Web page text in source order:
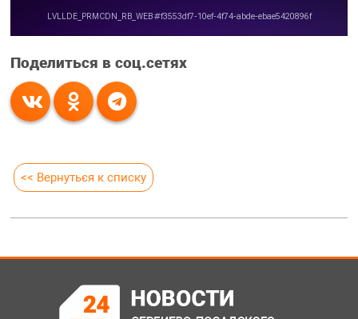
Поделиться в соц.сетях
<< Вернуться к списку